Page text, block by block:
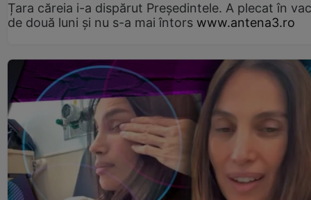
Țara căreia i-a dispărut Președintele. A plecat în
de două luni și nu s-a mai întors www.antena3.ro